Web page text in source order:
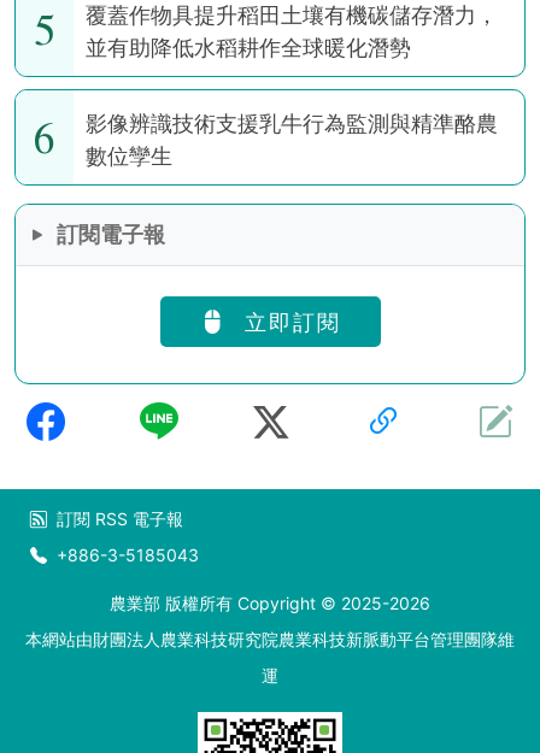
5
覆蓋作物具提升稻田土壤有機碳儲存潛力，
並有助降低水稻耕作全球暖化潛勢
6
影像辨識技術支援乳牛行為監測與精準酪農
數位孿生
訂閱電子報
立即訂閱
訂閱 RSS 電子報
+886-3-5185043
農業部 版權所有 Copyright © 2025-2026
本網站由財團法人農業科技研究院農業科技新脈動平台管理團隊維
運